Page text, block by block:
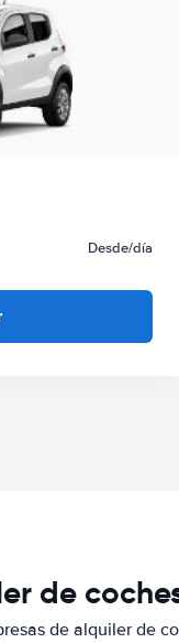
Desde/día
de
de alquiler de